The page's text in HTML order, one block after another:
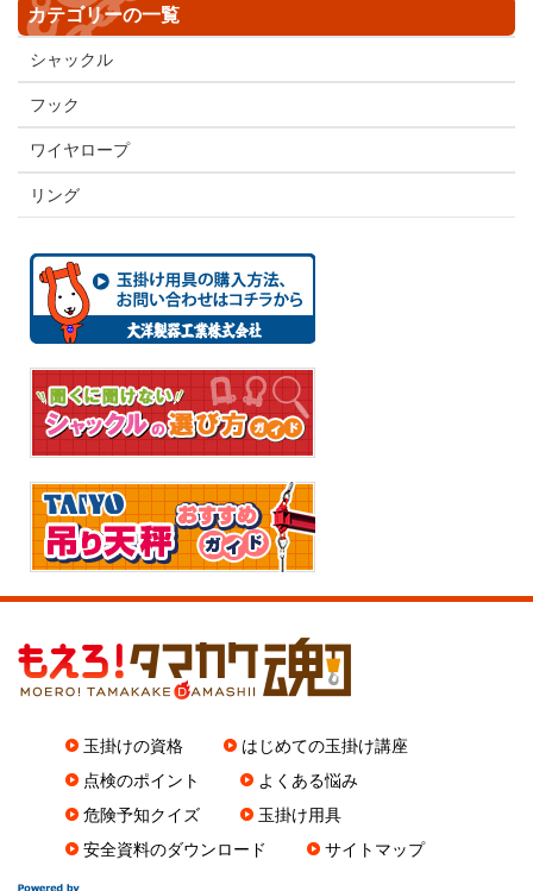
カテゴリーの一覧
シャックル
フック
ワイヤロープ
リング
玉掛けの資格
はじめての玉掛け講座
点検のポイント
よくある悩み
危険予知クイズ
玉掛け用具
安全資料のダウンロード
サイトマップ